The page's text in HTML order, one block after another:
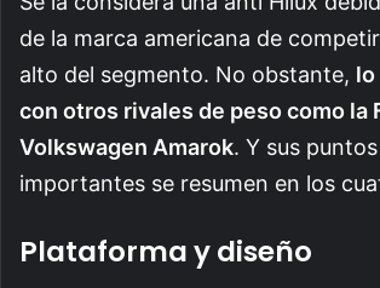
de la marca americana de
alto del segmento. No obstante, lo
con otros rivales de peso como la
Volkswagen Amarok. Y sus
importantes se resumen en los
Plataforma y diseño